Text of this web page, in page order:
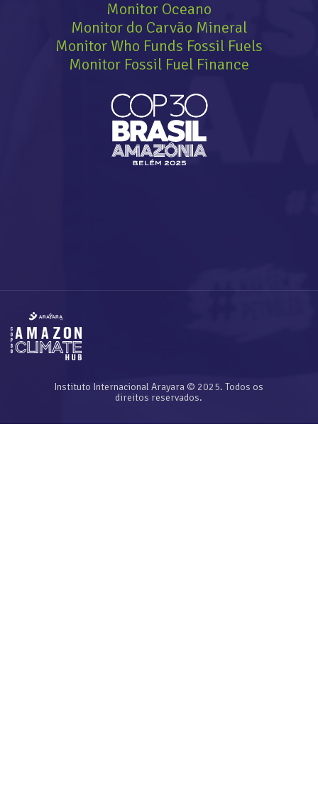
Monitor Oceano
Monitor do Carvão Mineral
Monitor Who Funds Fossil Fuels
Monitor Fossil Fuel Finance
Instituto Internacional Arayara © 2025. Todos os
direitos reservados.